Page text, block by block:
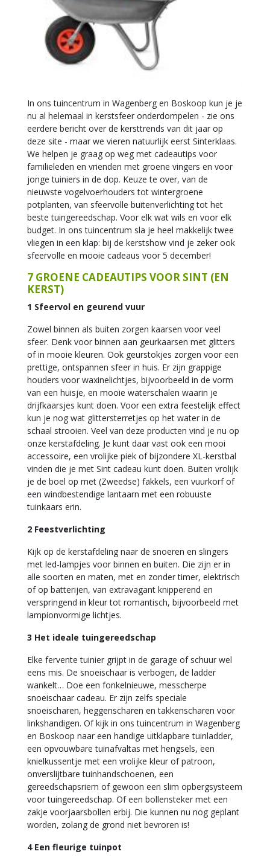
In ons tuincentrum in Wagenberg en Boskoop kun je je
nu al helemaal in kerstsfeer onderdompelen - zie ons
eerdere bericht over de kersttrends van dit jaar op
deze site - maar we vieren natuurlijk eerst Sinterklaas.
We helpen je graag op weg met cadeautips voor
familieleden en vrienden met groene vingers en voor
jonge tuiniers in de dop. Keuze te over, van de
nieuwste vogelvoerhouders tot wintergroene
potplanten, van sfeervolle buitenverlichting tot het
beste tuingereedschap. Voor elk wat wils en voor elk
budget. In ons tuincentrum sla je heel makkelijk twee
vliegen in een klap: bij de kerstshow vind je zeker ook
sfeervolle en mooie cadeaus voor 5 december!
7 GROENE CADEAUTIPS VOOR SINT (EN
KERST)
1 Sfeervol en geurend vuur
Zowel binnen als buiten zorgen kaarsen voor veel
sfeer. Denk voor binnen aan geurkaarsen met glitters
of in mooie kleuren. Ook geurstokjes zorgen voor een
prettige, ontspannen sfeer in huis. Er zijn grappige
houders voor waxinelichtjes, bijvoorbeeld in de vorm
van een huisje, en mooie waterschalen waarin je
drijfkaarsjes kunt doen. Voor een extra feestelijk effect
kun je nog wat glittersterretjes op het water in de
schaal strooien. Veel van deze producten vind je nu op
onze kerstafdeling. Je kunt daar vast ook een mooi
accessoire, een vrolijke piek of bijzondere XL-kerstbal
vinden die je met Sint cadeau kunt doen. Buiten vrolijk
je de boel op met (Zweedse) fakkels, een vuurkorf of
een windbestendige lantaarn met een robuuste
tuinkaars erin.
2 Feestverlichting
Kijk op de kerstafdeling naar de snoeren en slingers
met led-lampjes voor binnen en buiten. Die zijn er in
alle soorten en maten, met en zonder timer, elektrisch
of op batterijen, van extravagant knipperend en
verspringend in kleur tot romantisch, bijvoorbeeld met
lampionvormige lichtjes.
3 Het ideale tuingereedschap
Elke fervente tuinier grijpt in de garage of schuur wel
eens mis. De snoeischaar is verbogen, de ladder
wankelt… Doe een fonkelnieuwe, messcherpe
snoeischaar cadeau. Er zijn zelfs speciale
snoeischaren, heggenscharen en takkenscharen voor
linkshandigen. Of kijk in ons tuincentrum in Wagenberg
en Boskoop naar een handige uitklapbare tuinladder,
een opvouwbare tuinafvaltas met hengsels, een
knielkussentje met een vrolijke kleur of patroon,
onverslijtbare tuinhandschoenen, een
gereedschapsriem of gewoon een slim opbergsysteem
voor tuingereedschap. Of een bollensteker met een
zakje voorjaarsbollen erbij. Die kunnen nu nog geplant
worden, zolang de grond niet bevroren is!
4 Een fleurige tuinpot